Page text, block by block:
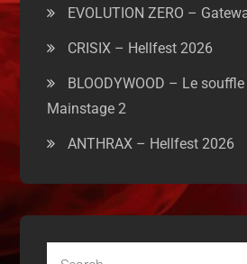
EVOLUTION ZERO –
CRISIX – Hellfest 2026
BLOODYWOOD – Le
Mainstage 2
ANTHRAX – Hellfest 2026